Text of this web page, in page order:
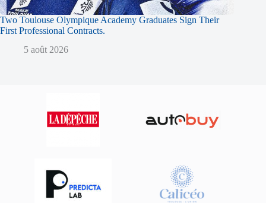
Two Toulouse Olympique Academy Graduates Sign Their
First Professional Contracts.
5 août 2026